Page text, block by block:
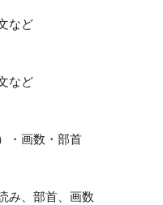
など
など
・画数・部首
み、部首、画数